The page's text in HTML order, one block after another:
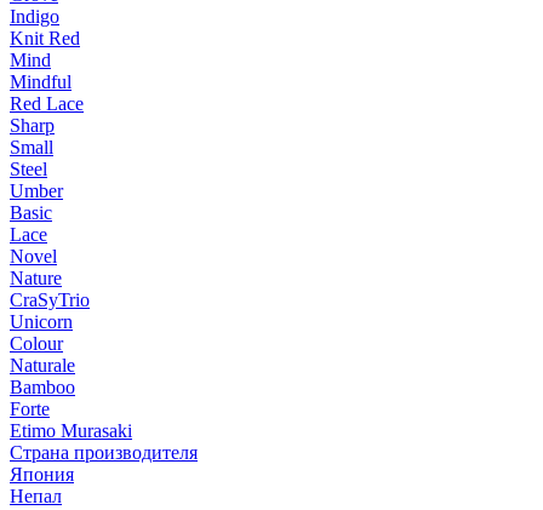
Indigo
Knit Red
Mind
Mindful
Red Lace
Sharp
Small
Steel
Umber
Basic
Lace
Novel
Nature
CraSyTrio
Unicorn
Colour
Naturale
Bamboo
Forte
Etimo Murasaki
Страна производителя
Япония
Непал